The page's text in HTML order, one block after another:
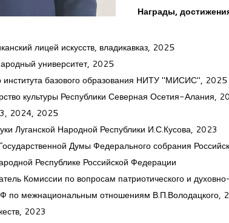
Награды,
лицей искусств, владикавказ, 2025
университет, 2025
института базового образования НИТУ "МИСИС", 2025
культуры Республики Северная Осетия-Алания,
2024, 2025
Луганской Народной Республики И.С.Кусова, 2023
Думы Федерального собрания
Республике Российской Федерации
Комиссии по вопросам патриотического и
по межнациональным отношениям В.П.Володацкого,
2023